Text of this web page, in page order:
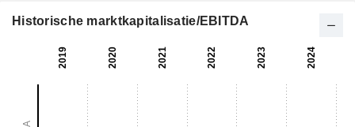
Historische marktkapitalisatie/EBITDA